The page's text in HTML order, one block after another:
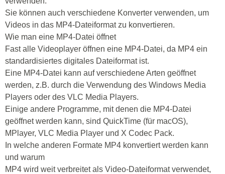
Sie können auch verschiedene Konverter verwenden, um
Videos in das MP4-Dateiformat zu konvertieren.
Wie man eine MP4-Datei öffnet
Fast alle Videoplayer öffnen eine MP4-Datei, da MP4 ein
standardisiertes digitales Dateiformat ist.
Eine MP4-Datei kann auf verschiedene Arten geöffnet
werden, z.B. durch die Verwendung des Windows Media
Players oder des VLC Media Players.
Einige andere Programme, mit denen die MP4-Datei
geöffnet werden kann, sind QuickTime (für macOS),
MPlayer, VLC Media Player und X Codec Pack.
In welche anderen Formate MP4 konvertiert werden kann
und warum
MP4 wird weit verbreitet als Video-Dateiformat verwendet,